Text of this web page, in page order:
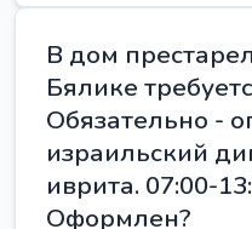
В дом
Бялике
Обязательно -
израильский
иврита. 07:00-
Оформлен?